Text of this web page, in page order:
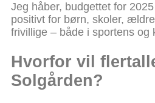
Jeg håber, budgettet for
positivt for børn, skoler,
frivillige – både i sportens og
Hvorfor vil
Solgården?